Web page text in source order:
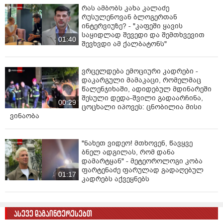
01:40
რას ამბობს კახა კალაძე
რუსულენოვან ბლოგერთან
ინტერვიუზე? - "კაფეში ყავის
საყიდლად შევედი და შემთხვევით
შევხვდი ამ ქალბატონს"
00:29
ვრცელდება ემოციური კადრები -
დაკარგული მამაკაცი, რომელმაც
წალენჯიხაში, ადიდებულ მდინარეში
შესული დედა-შვილი გადაარჩინა,
ცოცხალი იპოვეს: ცნობილია მისი
ვინაობა
01:17
"ნახეთ ვიდეო! მთხოვენ, წავყვე
ბნელ ადგილას, რომ დანა
დამარტყან" - მეტეოროლოგი კობა
ფარტენაძე ფარულად გადაღებულ
კადრებს აქვეყნებს
ასევე დაგაინტერესებთ